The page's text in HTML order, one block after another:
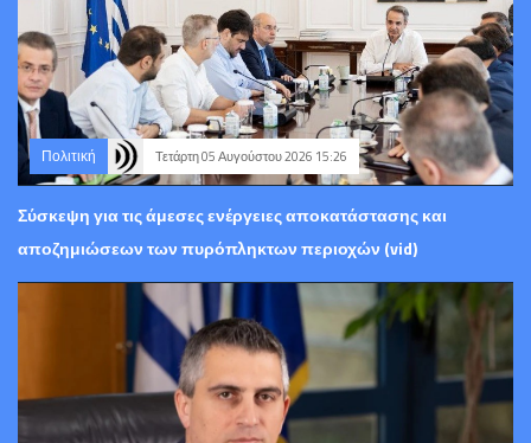
Πολιτική Τετάρτη 05 Αυγούστου 2026 15:26
Σύσκεψη για τις άμεσες ενέργειες αποκατάστασης και
αποζημιώσεων των πυρόπληκτων περιοχών (vid)